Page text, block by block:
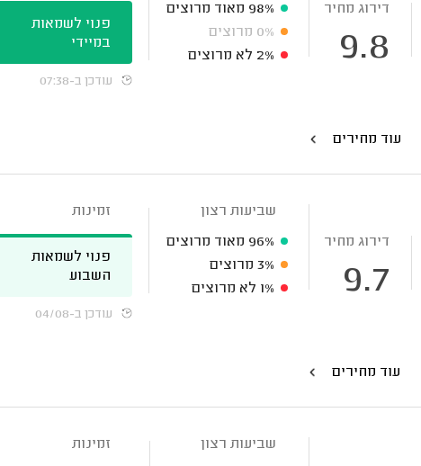
דירוג מחיר
9.8
98% מאוד מרוצים
0% מרוצים
2% לא מרוצים
פנוי לשמאות
במיידי
עודכן ב-07:38
עוד מחירים
דירוג מחיר
9.7
שביעות רצון
96% מאוד מרוצים
3% מרוצים
1% לא מרוצים
זמינות
פנוי לשמאות
השבוע
עודכן ב-04/08
עוד מחירים
שביעות רצון
זמינות